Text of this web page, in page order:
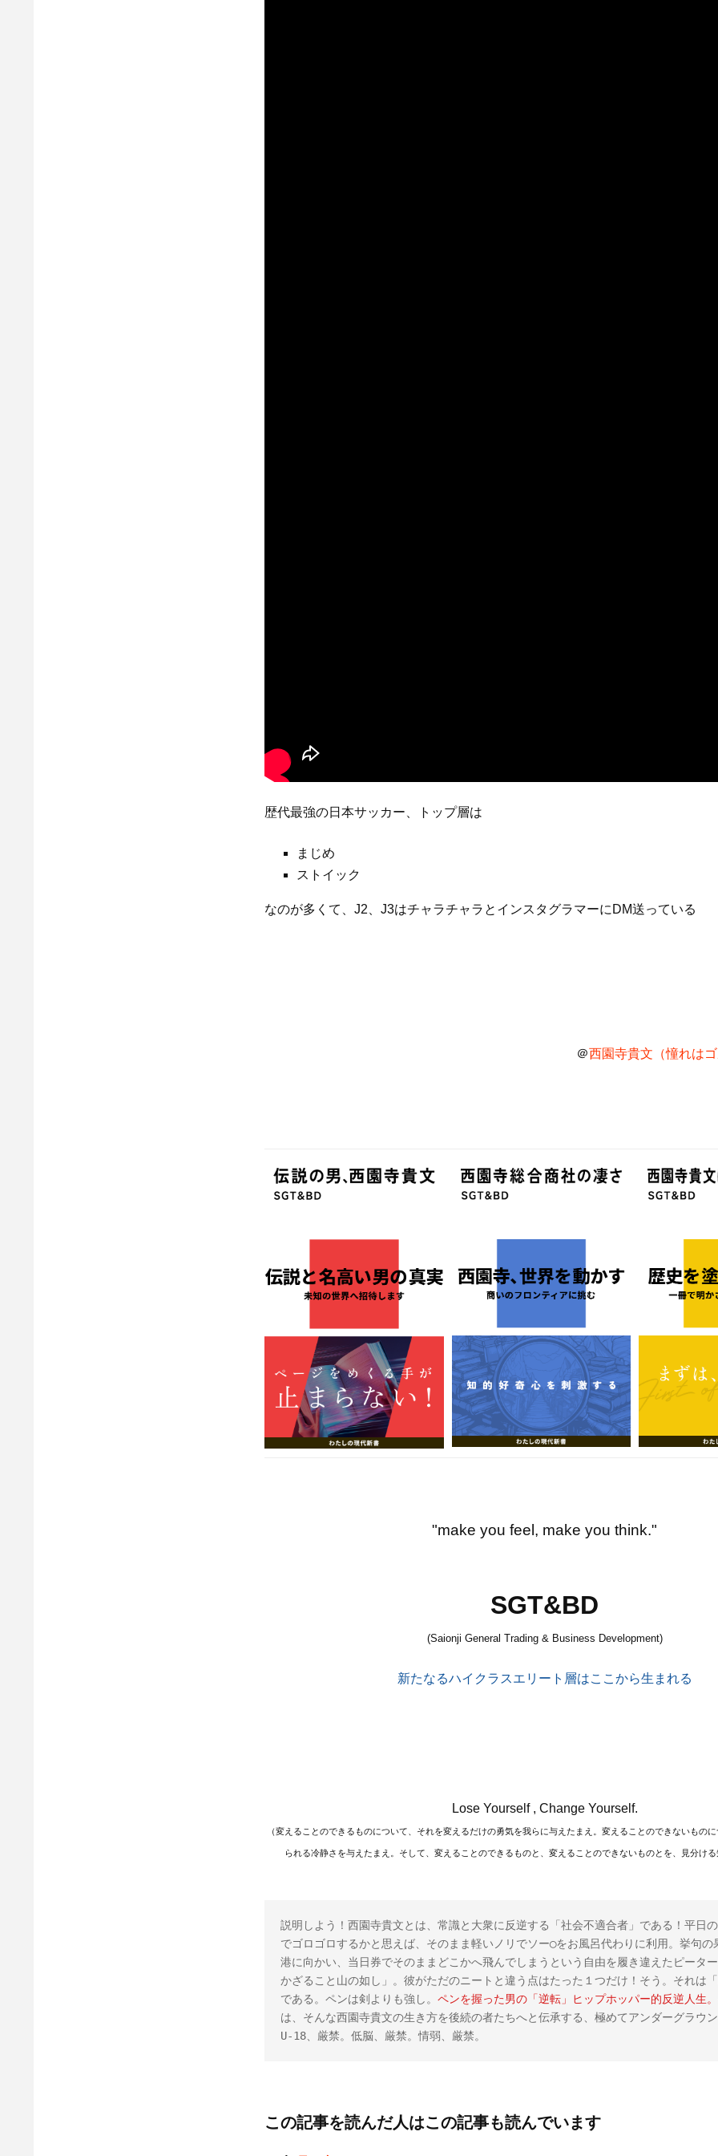
歴代最強の日本サッカー、トップ層は
まじめ
ストイック
なのが多くて、J2、J3はチャラチャラとインスタグラマーにDM送っている
＠西園寺貴文（憧れは
"make you feel, make you think."
SGT&BD
(Saionji General Trading & Business Development)
新たなるハイクラスエリート層はここから生まれる
Lose Yourself , Change Yourself.
（変えることのできるものについて、それを変えるだけの勇気を我らに与えたまえ。変えることのできないもの
られる冷静さを与えたまえ。そして、変えることのできるものと、変えることのできないものとを、見分ける
説明しよう！西園寺貴文とは、常識と大衆に反逆する「社会不適合者」である！平日
でゴロゴロするかと思えば、そのまま軽いノリでソー◯をお風呂代わりに利用。挙句の
港に向かい、当日券でそのままどこかへ飛んでしまうという自由を履き違えたピータ
かざること山の如し」。彼がただのニートと違う点はたった１つだけ！そう。それは「
である。ペンは剣よりも強し。 ペンを握った男の「逆転」ヒップホッパー的反逆人生。
は、そんな西園寺貴文の生き方を後続の者たちへと伝承する、極めてアンダーグラウン
U-18、厳禁。低脳、厳禁。情弱、厳禁。
この記事を読んだ人はこの記事も読んでいます